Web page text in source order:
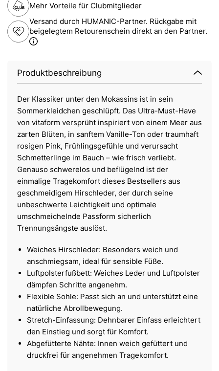
Mehr Vorteile für Clubmitglieder
Versand durch HUMANIC-Partner. Rückgabe mit
beigelegtem Retourenschein direkt an den Partner.
Produktbeschreibung
Der Klassiker unter den Mokassins ist in sein
Sommerkleidchen geschlüpft. Das Ultra-Must-Have
von vitaform versprüht inspiriert von einem Meer aus
zarten Blüten, in sanftem Vanille-Ton oder traumhaft
rosigen Pink, Frühlingsgefühle und verursacht
Schmetterlinge im Bauch – wie frisch verliebt.
Genauso schwerelos und beflügelnd ist der
einmalige Tragekomfort dieses Bestsellers aus
geschmeidigem Hirschleder, der durch seine
unbeschwerte Leichtigkeit und optimale
umschmeichelnde Passform sicherlich
Trennungsängste auslöst.
Weiches Hirschleder: Besonders weich und
anschmiegsam, ideal für sensible Füße.
Luftpolsterfußbett: Weiches Leder und Luftpolster
dämpfen Schritte angenehm.
Flexible Sohle: Passt sich an und unterstützt eine
natürliche Abrollbewegung.
Stretch-Einfassung: Dehnbarer Einfass erleichtert
den Einstieg und sorgt für Komfort.
Abgefütterte Nähte: Innen weich gefüttert und
druckfrei für angenehmen Tragekomfort.